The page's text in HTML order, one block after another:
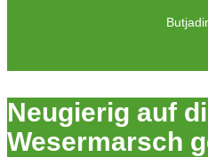
Neugierig auf
Wesermarsch